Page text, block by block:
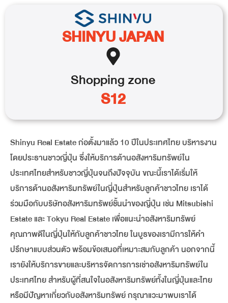
SHINYU JAPAN
Shoppingzone
S12
Shinyu Real Estate ก่อตั้งมาแล้ว 10 ปีในประเทศไทย บริหารงาน
โดยประธานชาวญี่ปุ่น ซึ่งให้บริการด้านอสังหาริมทรัพย์ใน
ประเทศไทยสำหรับชาวญี่ปุ่นจนถึงปัจจุบัน ขณะนี้เราได้เริ่มให้
บริการด้านอสังหาริมทรัพย์ในญี่ปุ่นสำหรับลูกค้าชาวไทย เราได้
ร่วมมือกับบริษัทอสังหาริมทรัพย์ชั้นนำของญี่ปุ่น เช่น Mitsubishi
Estate และ Tokyu Real Estate เพื่อแนะนำอสังหาริมทรัพย์
คุณภาพดีในญี่ปุ่นให้กับลูกค้าชาวไทย ในบูธของเรามีการให้คำ
ปรึกษาแบบส่วนตัว พร้อมข้อเสนอที่เหมาะสมกับลูกค้า นอกจากนี้
เรายังให้บริการขายและบริหารจัดการการเช่าอสังหาริมทรัพย์ใน
ประเทศไทย สำหรับผู้ที่สนใจในอสังหาริมทรัพย์ทั้งในญี่ปุ่นและไทย
หรือมีปัญหาเกี่ยวกับอสังหาริมทรัพย์ กรุณาแวะมาพบเราได้